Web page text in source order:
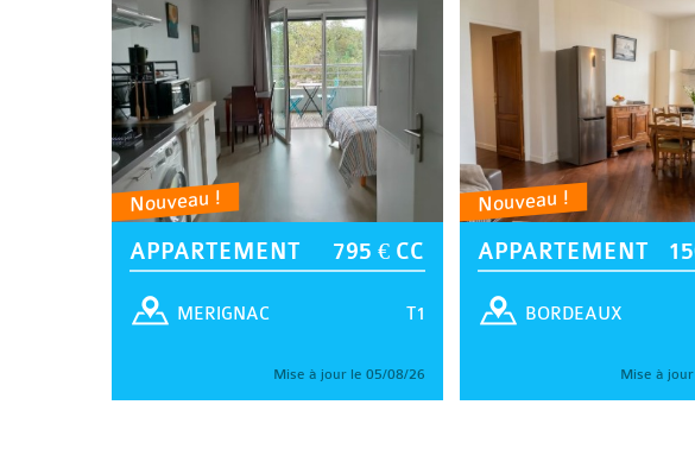
Nouveau !
APPARTEMENT 795 € CC
T1
MERIGNAC
Mise à jour le 05/08/26
Nouveau !
APPARTEMENT
BORDEAUX
Mise à